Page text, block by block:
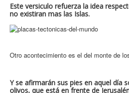
Este versiculo refuerza la idea
no existiran mas las Islas.
Otro acontecimiento es el del monte de
Y se afirmarán sus pies en aquel día
olivos, que está en frente de